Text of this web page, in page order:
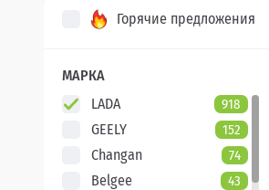
Горячие предложения
МАРКА
LADA
918
GEELY 152
Changan 74
Belgee 43